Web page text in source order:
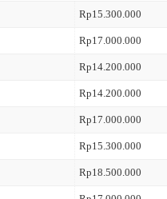
Rp15.300.000
Rp17.000.000
Rp14.200.000
Rp14.200.000
Rp17.000.000
Rp15.300.000
Rp18.500.000